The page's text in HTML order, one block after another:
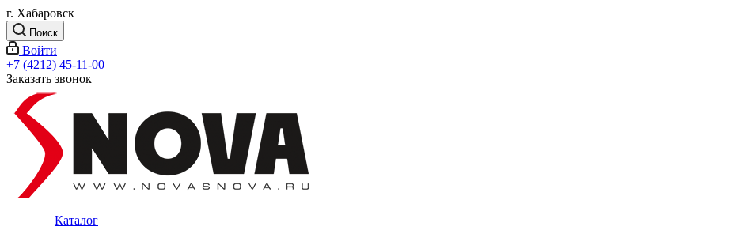
г. Хабаровск
Поиск
Войти
+7 (4212) 45-11-00
Заказать звонок
Каталог